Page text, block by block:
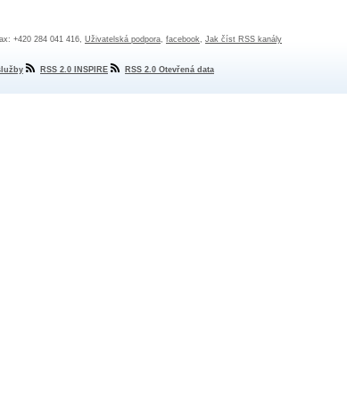
+420 284 041 416, Uživatelská podpora, facebook, Jak číst RSS kanály
RSS 2.0 INSPIRE RSS 2.0 Otevřená data